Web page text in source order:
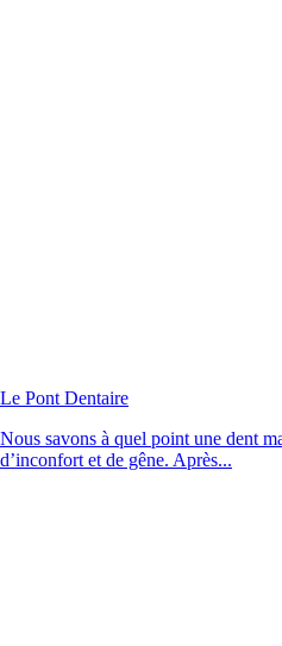
Le Pont Dentaire
Nous savons à quel point une dent
d’inconfort et de gêne. Après...